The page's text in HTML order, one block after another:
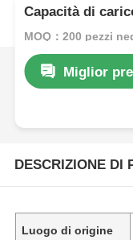
Capacità di
Miglior
DESCRIZIONE DI
Luogo di origine